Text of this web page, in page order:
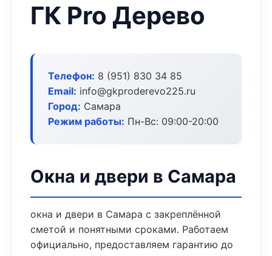
ГК Pro Дерево
Телефон: 8 (951) 830 34 85
Email: info@gkproderevo225.ru
Город: Самара
Режим работы: Пн-Вс: 09:00-20:00
Окна и двери в Самара
окна и двери в Самара с закреплённой
сметой и понятными сроками. Работаем
официально, предоставляем гарантию до